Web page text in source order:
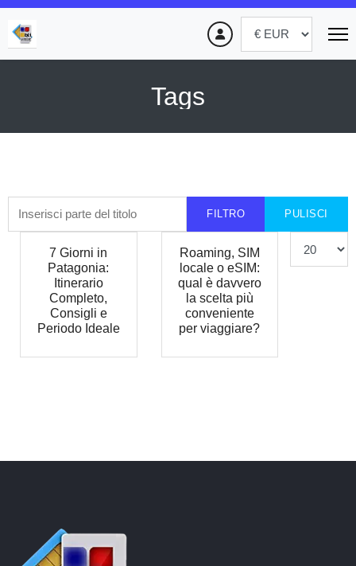
Tags
FILTRO PULISCI
7 Giorni in
Patagonia:
Itinerario
Completo,
Consigli e
Periodo Ideale
Roaming, SIM
locale o eSIM:
qual è davvero
la scelta più
conveniente
per viaggiare?